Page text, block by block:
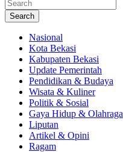
Search
Nasional
Kota Bekasi
Kabupaten Bekasi
Update Pemerintah
Pendidikan & Budaya
Wisata & Kuliner
Politik & Sosial
Gaya Hidup & Olahraga
Liputan
Artikel & Opini
Ragam